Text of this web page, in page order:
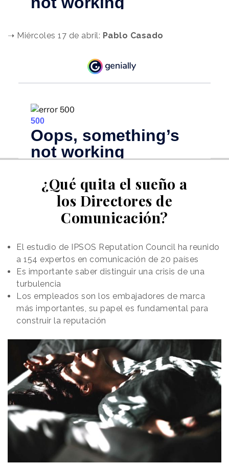
➝ Miércoles 17 de abril: Pablo Casado
¿Qué quita el sueño a
los Directores de
Comunicación?
El estudio de IPSOS Reputation Council ha reunido
a 154 expertos en comunicación de 20 países
Es importante saber distinguir una crisis de una
turbulencia
Los empleados son los embajadores de marca
más importantes, su papel es fundamental para
construir la reputación